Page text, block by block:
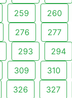
259 260
276 277
293 294
309 310
326 327